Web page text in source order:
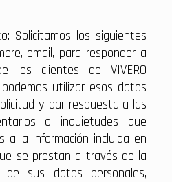
Solicitamos los siguientes
email, para responder a
los clientes de VIVERO
podemos utilizar esos datos
y dar respuesta a las
o inquietudes que
a la información incluida en
se prestan a través de la
sus datos personales,